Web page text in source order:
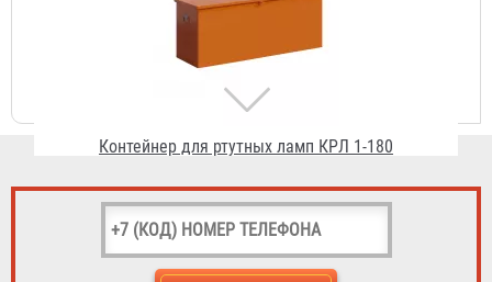
Контейнер для ртутных ламп КРЛ 1-180